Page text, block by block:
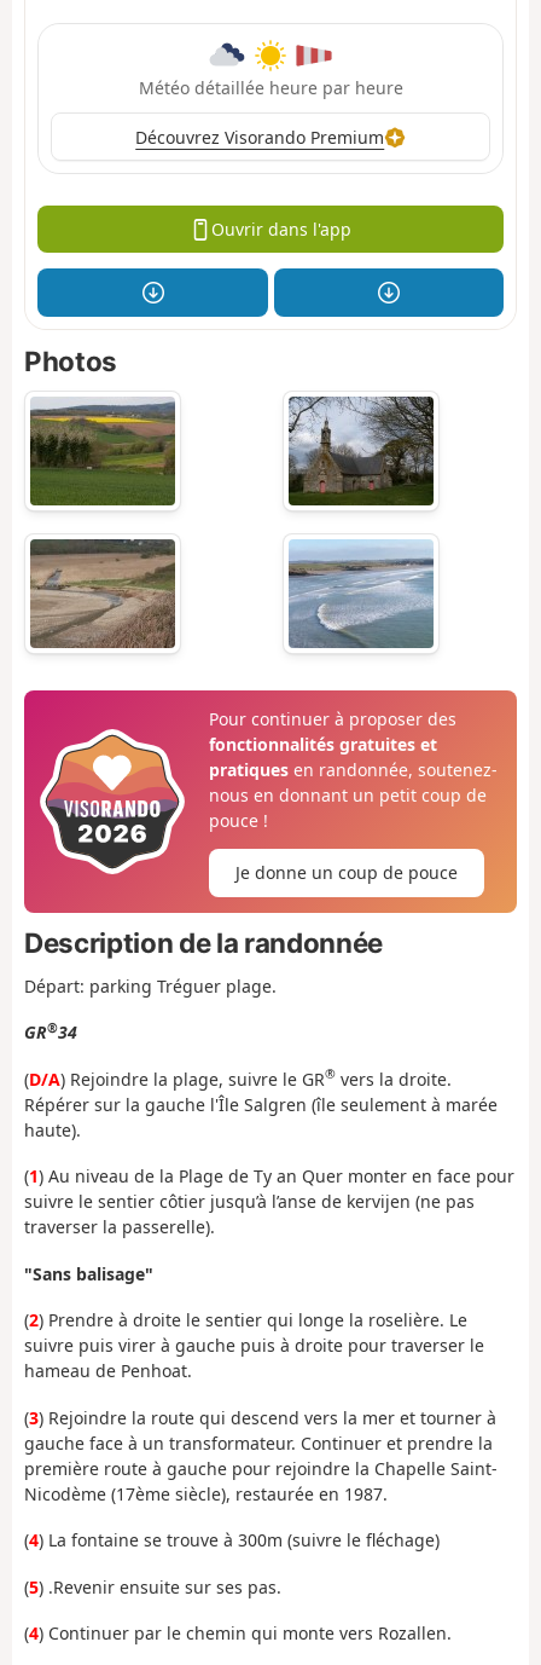
Météo détaillée heure par heure
Découvrez Visorando Premium
Ouvrir dans l'app
Photos
Pour continuer à proposer des
fonctionnalités gratuites et
pratiquesen randonnée, soutenez-
nous en donnant un petit coup de
pouce !
Je donne un coup de pouce
Description de la randonnée
Départ: parking Tréguer plage.
GR®34
(D/A) Rejoindre la plage, suivre le GR® vers la droite.
Répérer sur la gauche l'Île Salgren (île seulement à marée
haute).
(1) Au niveau de la Plage de Ty an Quer monter en face pour
suivre le sentier côtier jusqu’à l’anse de kervijen (ne pas
traverser la passerelle).
"Sans balisage"
(2) Prendre à droite le sentier qui longe la roselière. Le
suivre puis virer à gauche puis à droite pour traverser le
hameau de Penhoat.
(3) Rejoindre la route qui descend vers la mer et tourner à
gauche face à un transformateur. Continuer et prendre la
première route à gauche pour rejoindre la Chapelle Saint-
Nicodème (17ème siècle), restaurée en 1987.
(4) La fontaine se trouve à 300m (suivre le fléchage)
(5) .Revenir ensuite sur ses pas.
(4) Continuer par le chemin qui monte vers Rozallen.